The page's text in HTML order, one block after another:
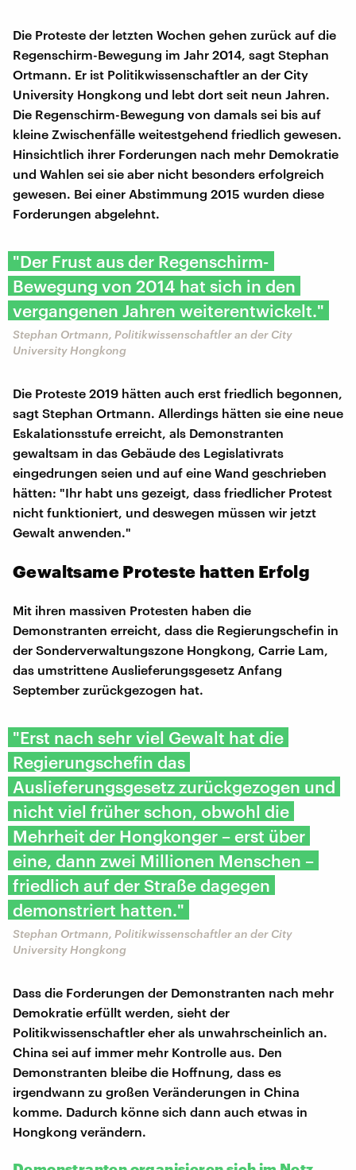
Die Proteste der letzten Wochen gehen zurück auf die
Regenschirm-Bewegung im Jahr 2014, sagt Stephan
Ortmann. Er ist Politikwissenschaftler an der City
University Hongkong und lebt dort seit neun Jahren.
Die Regenschirm-Bewegung von damals sei bis auf
kleine Zwischenfälle weitestgehend friedlich gewesen.
Hinsichtlich ihrer Forderungen nach mehr Demokratie
und Wahlen sei sie aber nicht besonders erfolgreich
gewesen. Bei einer Abstimmung 2015 wurden diese
Forderungen abgelehnt.
"Der Frust aus der Regenschirm-
Bewegung von 2014 hat sich in den
vergangenen Jahren weiterentwickelt."
Stephan Ortmann, Politikwissenschaftler an der City
University Hongkong
Die Proteste 2019 hätten auch erst friedlich begonnen,
sagt Stephan Ortmann. Allerdings hätten sie eine neue
Eskalationsstufe erreicht, als Demonstranten
gewaltsam in das Gebäude des Legislativrats
eingedrungen seien und auf eine Wand geschrieben
hätten: "Ihr habt uns gezeigt, dass friedlicher Protest
nicht funktioniert, und deswegen müssen wir jetzt
Gewalt anwenden."
Gewaltsame Proteste hatten Erfolg
Mit ihren massiven Protesten haben die
Demonstranten erreicht, dass die Regierungschefin in
der Sonderverwaltungszone Hongkong, Carrie Lam,
das umstrittene Auslieferungsgesetz Anfang
September zurückgezogen hat.
"Erst nach sehr viel Gewalt hat die
Regierungschefin das
Auslieferungsgesetz zurückgezogen und
nicht viel früher schon, obwohl die
Mehrheit der Hongkonger – erst über
eine, dann zwei Millionen Menschen –
friedlich auf der Straße dagegen
demonstriert hatten."
Stephan Ortmann, Politikwissenschaftler an der City
University Hongkong
Dass die Forderungen der Demonstranten nach mehr
Demokratie erfüllt werden, sieht der
Politikwissenschaftler eher als unwahrscheinlich an.
China sei auf immer mehr Kontrolle aus. Den
Demonstranten bleibe die Hoffnung, dass es
irgendwann zu großen Veränderungen in China
komme. Dadurch könne sich dann auch etwas in
Hongkong verändern.